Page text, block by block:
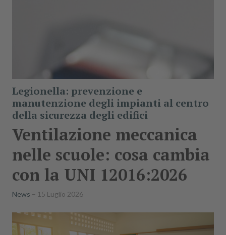
Legionella: prevenzione e
manutenzione degli impianti al centro
della sicurezza degli edifici
Ventilazione meccanica
nelle scuole: cosa cambia
con la UNI 12016:2026
News 15 Luglio 2026